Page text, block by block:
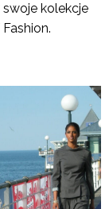
swoje kolekcje